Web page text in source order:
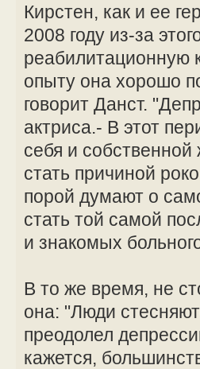
Кирстен, как и ее
2008 году из-за
реабилитационную
опыту она хорошо
говорит Данст.
актриса.- В этот
себя и
стать причиной
порой думают о
стать той самой
и знакомых
В то же время, не
она: "Люди
преодолел
кажется,